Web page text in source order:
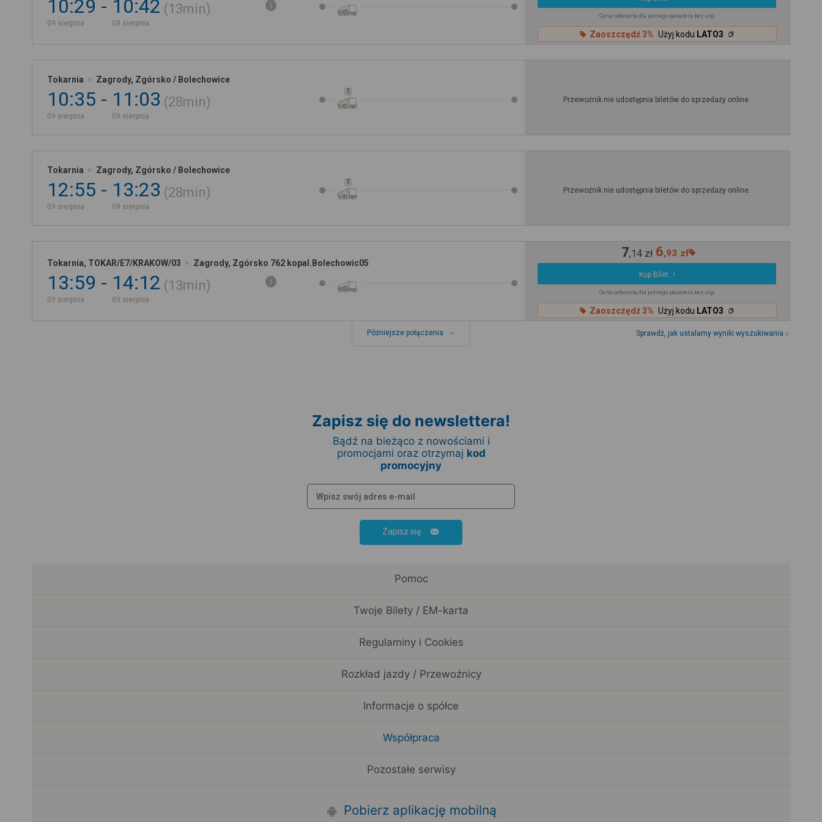
10:29
09 sierpnia
10:42
09 sierpnia
13min Cena całkowita dla jednego pasażera bez ulgi
Zaoszczędź 3% Użyj kodu LATO3
Tokarnia Zagrody, Zgórsko / Bolechowice
10:35
09 sierpnia
11:03
09 sierpnia
28min
T
Przewoźnik nie udostępnia biletów do sprzedaży online.
Tokarnia Zagrody, Zgórsko / Bolechowice
12:55
09 sierpnia
13:23
09 sierpnia
28min
T
Przewoźnik nie udostępnia biletów do sprzedaży online.
Tokarnia, TOKAR/E7/KRAKOW/03 Zagrody, Zgórsko 762 kopal.Bolechowic05
13:59
09 sierpnia
14:12
09 sierpnia
13min
7,14 zł 6,93 zł
Kup Bilet
Cena całkowita dla jednego pasażera bez ulgi
Zaoszczędź 3% Użyj kodu LATO3
Późniejsze połączenia Sprawdź, jak ustalamy wyniki wyszukiwania
Zapisz się do newslettera!
Bądź na bieżąco z nowościami i
promocjami oraz otrzymaj kod
promocyjny
Zapisz się
Pomoc
Twoje Bilety / EM-karta
Regulaminy i Cookies
Rozkład jazdy / Przewoźnicy
Informacje o spółce
Współpraca
Pozostałe serwisy
Pobierz aplikację mobilną